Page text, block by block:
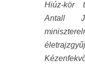
Hiúz-kör
Antall